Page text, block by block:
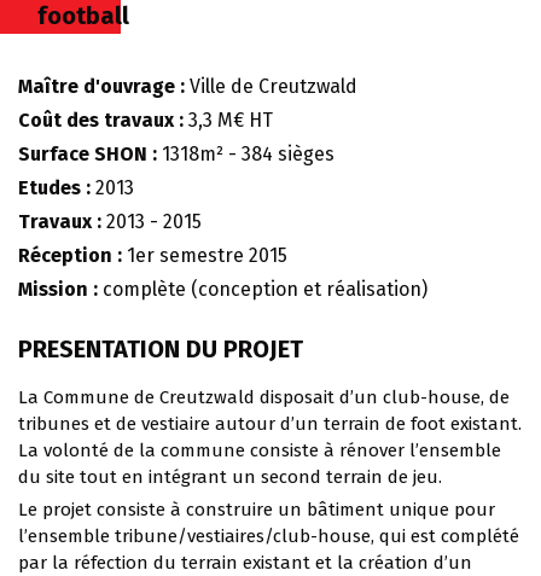
football
Maître d'ouvrage : Ville de Creutzwald
Coût des travaux : 3,3 M€ HT
Surface SHON : 1318m² - 384 sièges
Etudes : 2013
Travaux : 2013 - 2015
Réception : 1er semestre 2015
Mission : complète (conception et réalisation)
PRESENTATION DU PROJET
La Commune de Creutzwald disposait d’un club-house, de
tribunes et de vestiaire autour d’un terrain de foot existant.
La volonté de la commune consiste à rénover l’ensemble
du site tout en intégrant un second terrain de jeu.
Le projet consiste à construire un bâtiment unique pour
l’ensemble tribune/vestiaires/club-house, qui est complété
par la réfection du terrain existant et la création d’un